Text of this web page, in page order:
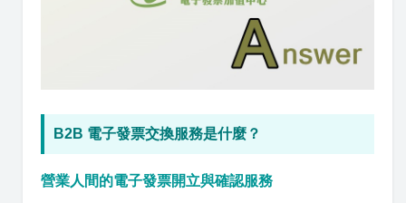
B2B 電子發票交換服務是什麼？
營業人間的電子發票開立與確認服務